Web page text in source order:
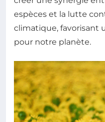
espèces et la lutte
climatique, favorisant
pour notre planète.